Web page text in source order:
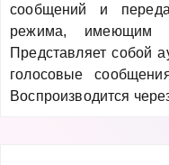
сообщений и
режима, имеющим
Представляет собой
голосовые
Воспроизводится